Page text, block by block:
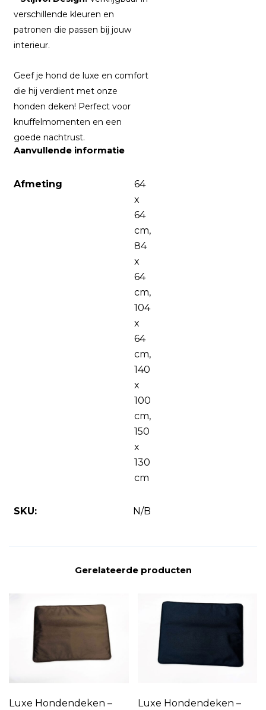
verschillende kleuren en
patronen die passen bij jouw
interieur.
Geef je hond de luxe en comfort
die hij verdient met onze
honden deken! Perfect voor
knuffelmomenten en een
goede nachtrust.
Aanvullende informatie
Afmeting
64
x
64
cm,
84
x
64
cm,
104
x
64
cm,
140
x
100
cm,
150
x
130
cm
SKU: N/B
Gerelateerde producten
Luxe Hondendeken –
Luxe Hondendeken –